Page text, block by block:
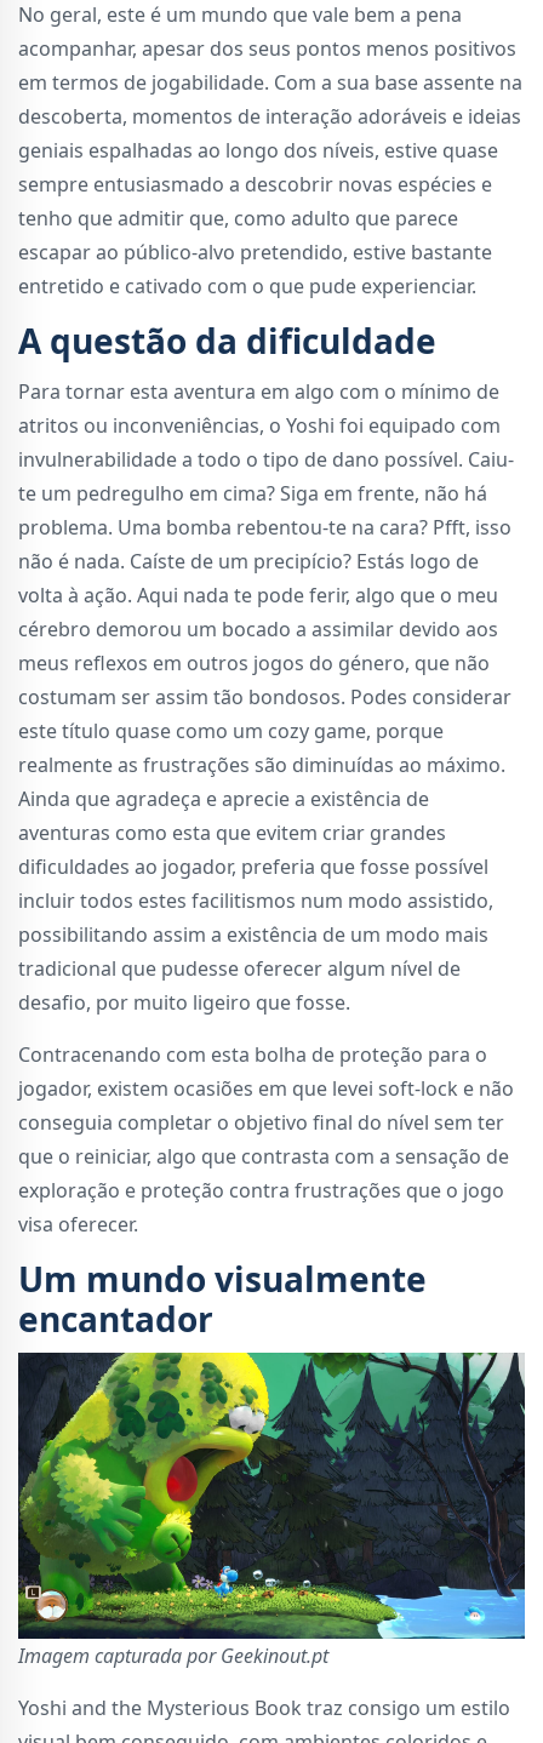
No geral, este é um mundo que vale bem a pena
acompanhar, apesar dos seus pontos menos positivos
em termos de jogabilidade. Com a sua base assente na
descoberta, momentos de interação adoráveis e ideias
geniais espalhadas ao longo dos níveis, estive quase
sempre entusiasmado a descobrir novas espécies e
tenho que admitir que, como adulto que parece
escapar ao público-alvo pretendido, estive bastante
entretido e cativado com o que pude experienciar.
A questão da dificuldade
Para tornar esta aventura em algo com o mínimo de
atritos ou inconveniências, o Yoshi foi equipado com
invulnerabilidade a todo o tipo de dano possível. Caiu-
te um pedregulho em cima? Siga em frente, não há
problema. Uma bomba rebentou-te na cara? Pfft, isso
não é nada. Caíste de um precipício? Estás logo de
volta à ação. Aqui nada te pode ferir, algo que o meu
cérebro demorou um bocado a assimilar devido aos
meus reflexos em outros jogos do género, que não
costumam ser assim tão bondosos. Podes considerar
este título quase como um cozy game, porque
realmente as frustrações são diminuídas ao máximo.
Ainda que agradeça e aprecie a existência de
aventuras como esta que evitem criar grandes
dificuldades ao jogador, preferia que fosse possível
incluir todos estes facilitismos num modo assistido,
possibilitando assim a existência de um modo mais
tradicional que pudesse oferecer algum nível de
desafio, por muito ligeiro que fosse.
Contracenando com esta bolha de proteção para o
jogador, existem ocasiões em que levei soft-lock e não
conseguia completar o objetivo final do nível sem ter
que o reiniciar, algo que contrasta com a sensação de
exploração e proteção contra frustrações que o jogo
visa oferecer.
Um mundo visualmente
encantador
Imagem capturada por Geekinout.pt
Yoshi and the Mysterious Book traz consigo um estilo